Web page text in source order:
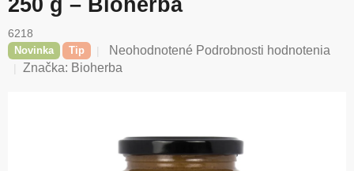
6218
Novinka Tip
Priemerné
hodnotenie
Neohodnotené Podrobnosti hodnotenia
Značka: Bioherba